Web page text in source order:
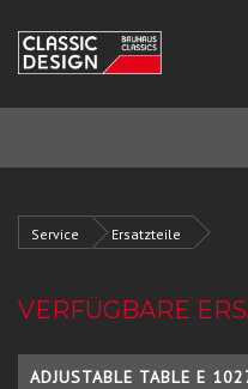
Service Ersatzteile
VERFÜGBARE
ADJUSTABLE TABLE E